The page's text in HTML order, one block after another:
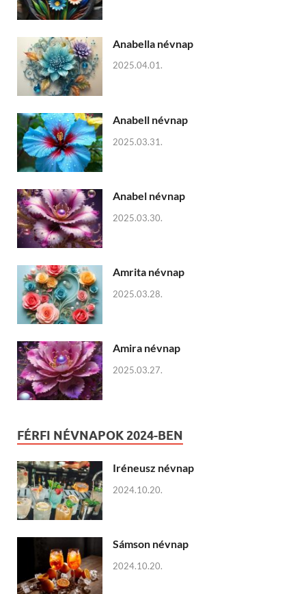
Anabella névnap
2025.04.01.
Anabell névnap
2025.03.31.
Anabel névnap
2025.03.30.
Amrita névnap
2025.03.28.
Amira névnap
2025.03.27.
FÉRFI NÉVNAPOK 2024-BEN
Iréneusz névnap
2024.10.20.
Sámson névnap
2024.10.20.